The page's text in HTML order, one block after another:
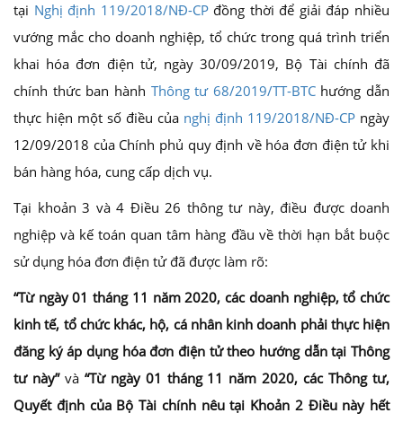
tại Nghị định 119/2018/NĐ-CPđồng thời để giải đáp nhiều
vướng mắc cho doanh nghiệp, tổ chức trong quá trình triển
khai hóa đơn điện tử, ngày 30/09/2019, Bộ Tài chính đã
chính thức ban hành Thông tư 68/2019/TT-BTChướng dẫn
thực hiện một số điều của nghị định 119/2018/NĐ-CP ngày
12/09/2018 của Chính phủ quy định về hóa đơn điện tử khi
bán hàng hóa, cung cấp dịch vụ.
Tại khoản 3 và 4 Điều 26 thông tư này, điều được doanh
nghiệp và kế toán quan tâm hàng đầu về thời hạn bắt buộc
sử dụng hóa đơn điện tử đã được làm rõ:
“Từ ngày 01 tháng 11 năm 2020, các doanh nghiệp, tổ chức
kinh tế, tổ chức khác, hộ, cá nhân kinh doanh phải thực hiện
đăng ký áp dụng hóa đơn điện tử theo hướng dẫn tại Thông
tư này”và “Từ ngày 01 tháng 11 năm 2020, các Thông tư,
Quyết định của Bộ Tài chính nêu tại Khoản 2 Điều này hết